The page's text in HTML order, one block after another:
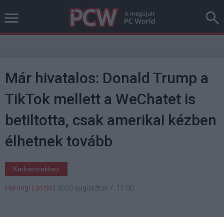
Már hivatalos: Donald Trump a
TikTok mellett a WeChatet is
betiltotta, csak amerikai kézben
élhetnek tovább
Kedvencekhez
Harangi László 2020 augusztus 7. 11:00